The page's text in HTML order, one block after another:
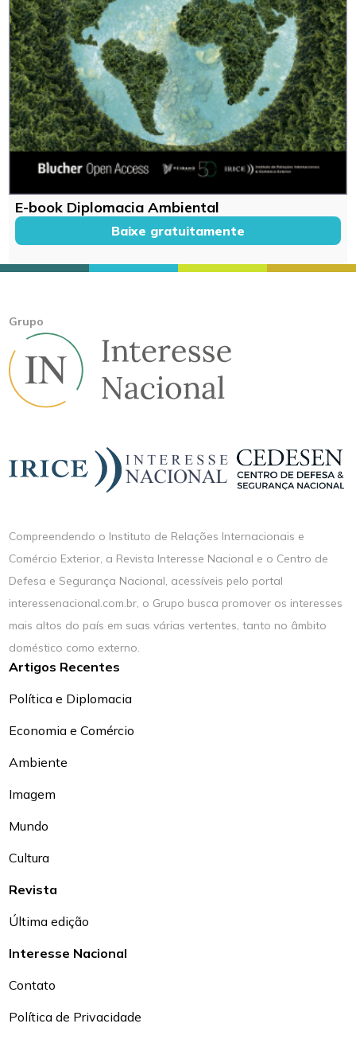
E-book Diplomacia Ambiental
Baixe gratuitamente
Grupo
Compreendendo o Instituto de Relações Internacionais e
Comércio Exterior, a Revista Interesse Nacional e o Centro de
Defesa e Segurança Nacional, acessíveis pelo portal
interessenacional.com.br, o Grupo busca promover os interesses
mais altos do país em suas várias vertentes, tanto no âmbito
doméstico como externo.
Artigos Recentes
Política e Diplomacia
Economia e Comércio
Ambiente
Imagem
Mundo
Cultura
Revista
Última edição
Interesse Nacional
Contato
Política de Privacidade